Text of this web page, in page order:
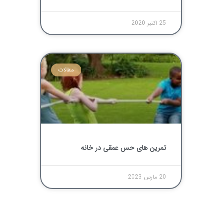
25 اکتبر 2020
مقالات
تمرین های حس عمقی در خانه
20 مارس 2023